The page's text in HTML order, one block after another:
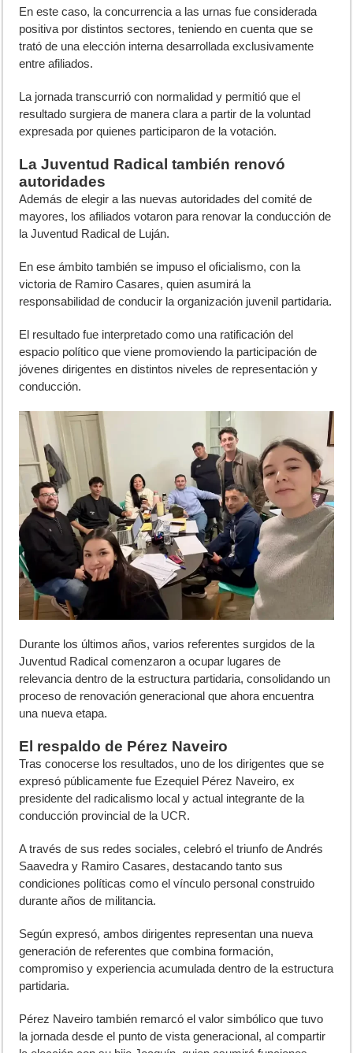
En este caso, la concurrencia a las urnas fue considerada
positiva por distintos sectores, teniendo en cuenta que se
trató de una elección interna desarrollada exclusivamente
entre afiliados.
La jornada transcurrió con normalidad y permitió que el
resultado surgiera de manera clara a partir de la voluntad
expresada por quienes participaron de la votación.
La Juventud Radical también renovó
autoridades
Además de elegir a las nuevas autoridades del comité de
mayores, los afiliados votaron para renovar la conducción de
la Juventud Radical de Luján.
En ese ámbito también se impuso el oficialismo, con la
victoria de Ramiro Casares, quien asumirá la
responsabilidad de conducir la organización juvenil partidaria.
El resultado fue interpretado como una ratificación del
espacio político que viene promoviendo la participación de
jóvenes dirigentes en distintos niveles de representación y
conducción.
Durante los últimos años, varios referentes surgidos de la
Juventud Radical comenzaron a ocupar lugares de
relevancia dentro de la estructura partidaria, consolidando un
proceso de renovación generacional que ahora encuentra
una nueva etapa.
El respaldo de Pérez Naveiro
Tras conocerse los resultados, uno de los dirigentes que se
expresó públicamente fue Ezequiel Pérez Naveiro, ex
presidente del radicalismo local y actual integrante de la
conducción provincial de la UCR.
A través de sus redes sociales, celebró el triunfo de Andrés
Saavedra y Ramiro Casares, destacando tanto sus
condiciones políticas como el vínculo personal construido
durante años de militancia.
Según expresó, ambos dirigentes representan una nueva
generación de referentes que combina formación,
compromiso y experiencia acumulada dentro de la estructura
partidaria.
Pérez Naveiro también remarcó el valor simbólico que tuvo
la jornada desde el punto de vista generacional, al compartir